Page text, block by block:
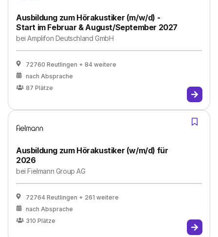
Ausbildung zum Hörakustiker (m/w/d) -
Start im Februar & August/September 2027
beiAmplifon Deutschland GmbH
72760 Reutlingen + 84 weitere
nach Absprache
87 Plätze
Ausbildung zum Hörakustiker (w/m/d) für
2026
beiFielmann Group AG
72764 Reutlingen + 261 weitere
nach Absprache
310 Plätze